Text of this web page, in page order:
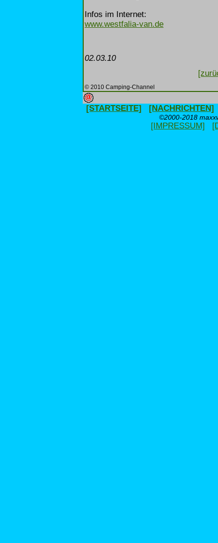
Infos im Internet:
www.westfalia-van.de
02.03.10
© 2010 Camping-Channel
[STARTSEITE] [NACHRICHTEN]
©2000-2018
[IMPRESSUM]